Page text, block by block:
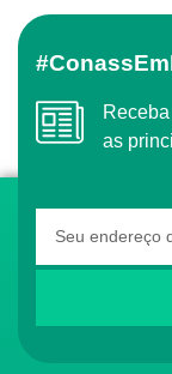
Receba o conteúdo semanal do Conass com
as